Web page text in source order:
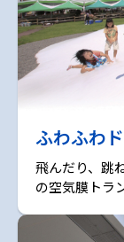
ふわふわ
飛んだり、跳
の空気膜トラ